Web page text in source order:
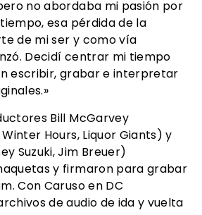
no abordaba mi pasión por
esa pérdida de la
de mi ser y como vía
Decidí centrar mi tiempo
escribir, grabar e interpretar
Bill McGarvey
Hours, Liquor Giants) y
Suzuki, Jim Breuer)
y firmaron para grabar
Con Caruso en DC
de audio de ida y vuelta